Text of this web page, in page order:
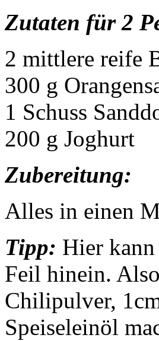
Zutaten für 2
2 mittlere reife
300 g
1 Schuss
200 g Joghurt
Zubereitung:
Alles in einen
Tipp: Hier kann
Feil hinein.
Chilipulver,
Speiseleinöl